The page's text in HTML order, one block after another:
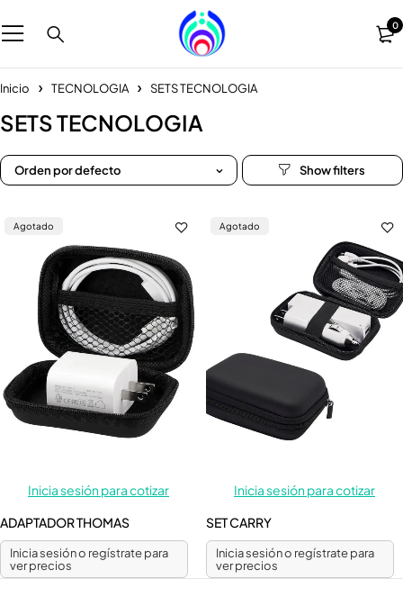
0
Inicio TECNOLOGIA SETS TECNOLOGIA
SETS TECNOLOGIA
Orden por defecto
Agotado
Inicia sesión para cotizar
ADAPTADOR THOMAS
Inicia sesión o regístrate para
ver precios
Agotado
Inicia sesión para cotizar
SET CARRY
Inicia sesión o regístrate para
ver precios